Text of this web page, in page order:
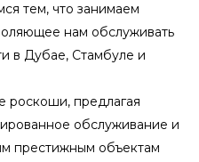
тем, что занимаем
нам обслуживать
в Дубае, Стамбуле и
роскоши, предлагая
обслуживание и
престижным объектам